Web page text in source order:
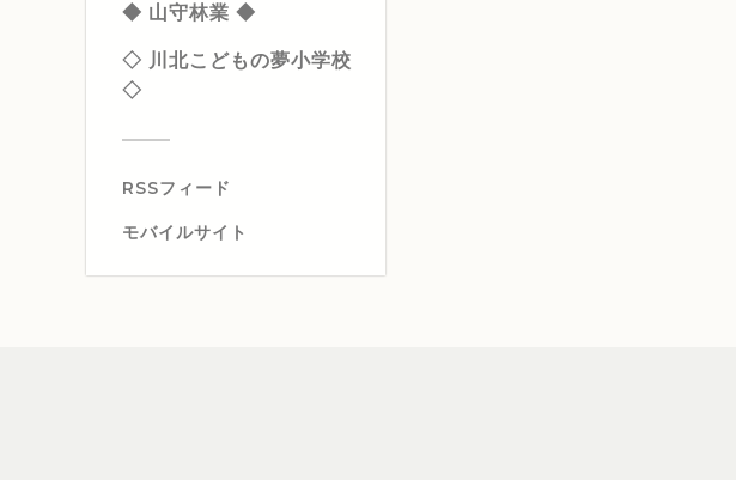
◆ 山守林業 ◆
◇ 川北こどもの夢小学校
◇
RSSフィード
モバイルサイト